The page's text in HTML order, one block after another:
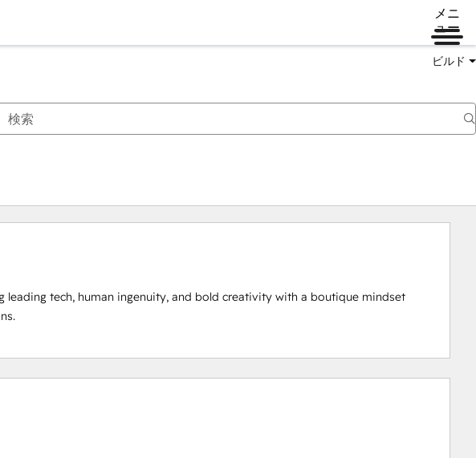
メニ
ュー
ビルド
leading tech, human ingenuity, and bold creativity with a boutique mindset